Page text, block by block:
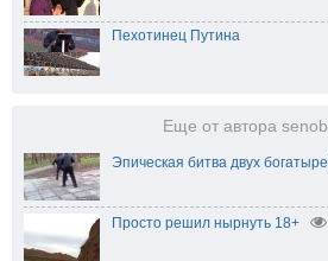
Пехотинец Путина
Еще от автора
Эпическая битва двух
Просто решил нырнуть 18+